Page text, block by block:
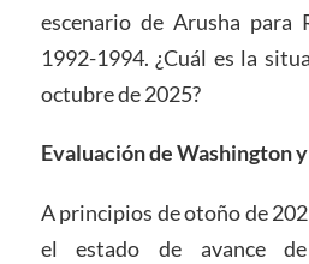
escenario de Arusha para
1992-1994. ¿Cuál es la
octubre de 2025?
Evaluación de Washington
A principios de otoño de
el estado de avance